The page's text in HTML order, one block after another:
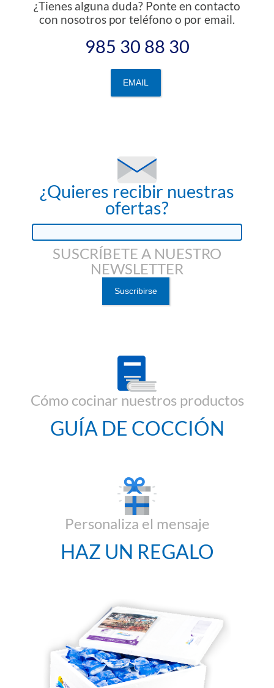
¿Tienes alguna duda? Ponte en contacto
con nosotros por teléfono o por email.
985 30 88 30
EMAIL
¿Quieres recibir nuestras
ofertas?
SUSCRÍBETE A NUESTRO
NEWSLETTER
Cómo cocinar nuestros productos
GUÍA DE COCCIÓN
Personaliza el mensaje
HAZ UN REGALO